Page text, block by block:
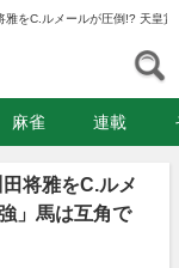
雅をC.ルメールが圧倒!? 天皇
麻雀 連載
将雅をC.ルメ
」馬は互角で